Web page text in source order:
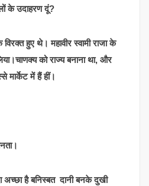
के उदाहरण दूं?
हुए थे। महावीर स्वामी राजा के
को राज्य बनाना था, और
मार्केट में हैं हीं।
अच्छा है बनिस्बत दानी बनके दुखी